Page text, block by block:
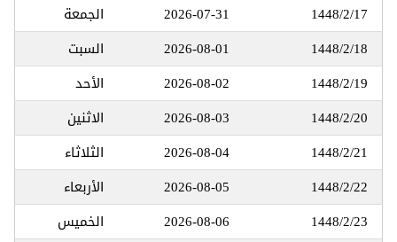
1448/2/17
2026-07-31
الجمعة
1448/2/18
2026-08-01
السبت
1448/2/19
2026-08-02
الأحد
1448/2/20
2026-08-03
الاثنين
1448/2/21
2026-08-04
الثلاثاء
1448/2/22
2026-08-05
الأربعاء
1448/2/23
2026-08-06
الخميس